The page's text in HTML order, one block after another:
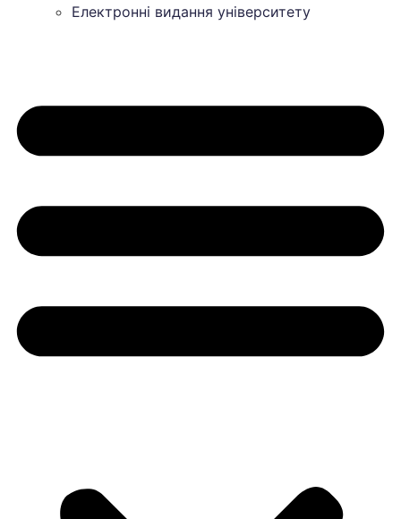
Електронні видання університету